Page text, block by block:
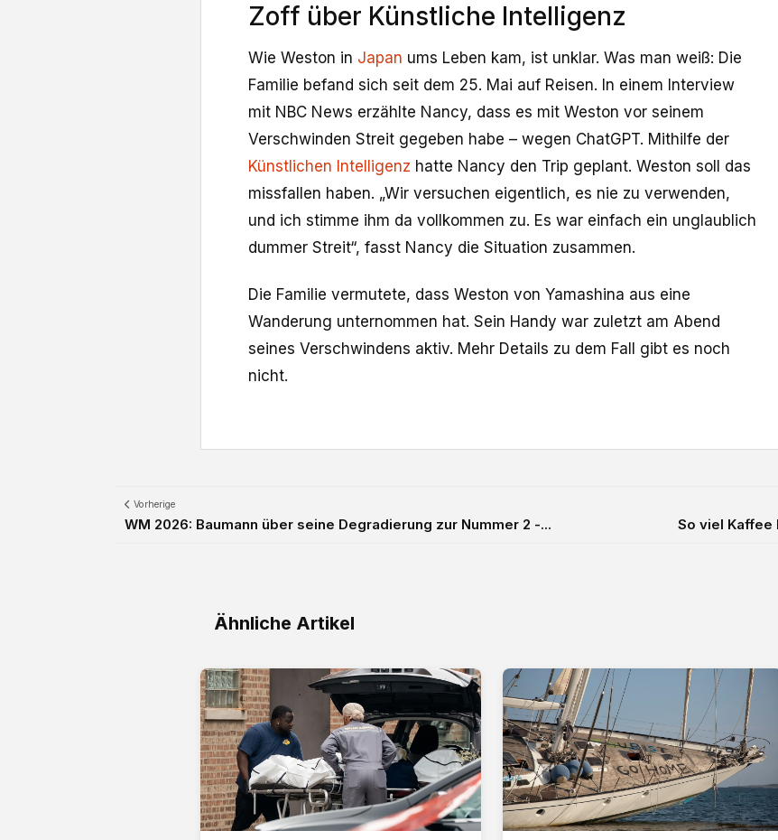
Zoff über Künstliche Intelligenz
Wie Weston in Japan ums Leben kam, ist unklar. Was man weiß: Die
Familie befand sich seit dem 25. Mai auf Reisen. In einem Interview
mit NBC News erzählte Nancy, dass es mit Weston vor seinem
Verschwinden Streit gegeben habe – wegen ChatGPT. Mithilfe der
Künstlichen Intelligenz hatte Nancy den Trip geplant. Weston soll das
missfallen haben. „Wir versuchen eigentlich, es nie zu verwenden,
und ich stimme ihm da vollkommen zu. Es war einfach ein unglaublich
dummer Streit“, fasst Nancy die Situation zusammen.
Die Familie vermutete, dass Weston von Yamashina aus eine
Wanderung unternommen hat. Sein Handy war zuletzt am Abend
seines Verschwindens aktiv. Mehr Details zu dem Fall gibt es noch
nicht.
Vorherige
WM 2026: Baumann über seine Degradierung zur Nummer 2 -... So viel Kaffee
Ähnliche Artikel